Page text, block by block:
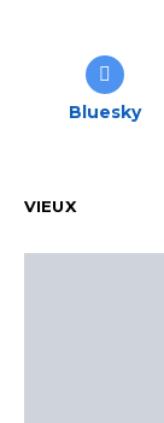
Bluesky
VIEUX